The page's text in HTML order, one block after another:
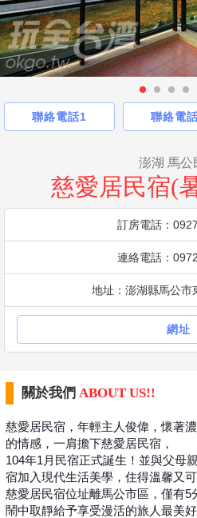
聯絡電話1 聯絡電
澎湖 馬公
慈愛居民宿(
訂房電話：
連絡電話：
地址：澎湖縣馬公市
網址
關於我們 ABOUT US!!
慈愛居民宿，年輕主人俊偉，懷著
的情感，一肩擔下慈愛居民宿，
104年1月民宿正式誕生！並與父母
宿加入現代生活美學， 住得溫馨又
慈愛居民宿位址離馬公市區，僅有5
鬧中取靜給予享受漫活的旅人最美